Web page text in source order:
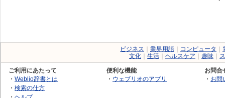
ビジネス 業界用語 コンピュータ
文化
生活 ヘルスケア 趣味
ご利用にあたって
・ Weblio辞書とは
・ 検索の仕方
便利な機能
・ ウェブリオのアプリ
お問合
・ お問